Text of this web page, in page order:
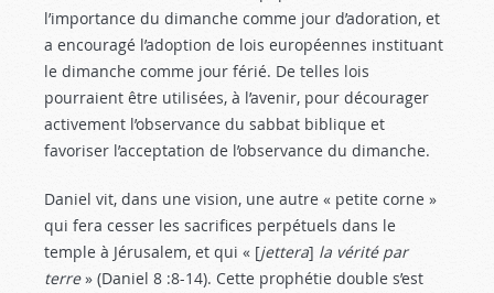
l’importance du dimanche comme jour d’adoration, et
a encouragé l’adoption de lois européennes instituant
le dimanche comme jour férié. De telles lois
pourraient être utilisées, à l’avenir, pour décourager
activement l’observance du sabbat biblique et
favoriser l’acceptation de l’observance du dimanche.
Daniel vit, dans une vision, une autre « petite corne »
qui fera cesser les sacrifices perpétuels dans le
temple à Jérusalem, et qui « [jettera] la vérité par
terre» (Daniel 8 :8-14). Cette prophétie double s’est